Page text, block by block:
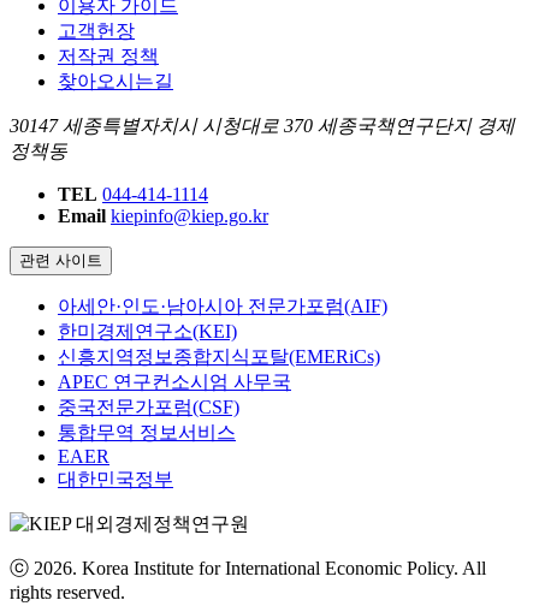
이용자 가이드
고객헌장
저작권 정책
찾아오시는길
30147 세종특별자치시 시청대로 370 세종국책연구단지 경제
정책동
TEL 044-414-1114
Email kiepinfo@kiep.go.kr
관련 사이트
아세안·인도·남아시아 전문가포럼(AIF)
한미경제연구소(KEI)
신흥지역정보종합지식포탈(EMERiCs)
APEC 연구컨소시엄 사무국
중국전문가포럼(CSF)
통합무역 정보서비스
EAER
대한민국정부
ⓒ 2026. Korea Institute for International Economic Policy. All
rights reserved.